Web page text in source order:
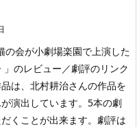
の会が小劇場楽園で上演した
のレビュー／劇評のリンク
は、北村耕治さんの作品を
演出しています。5本の劇
くことが出来ます。劇評は